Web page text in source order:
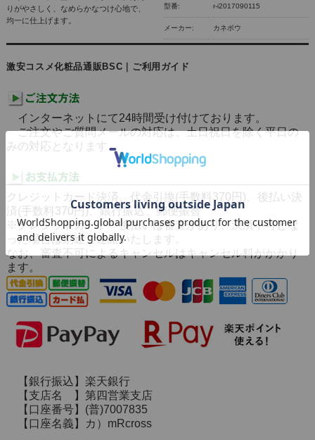
りがやさしく、なめらかなつけ心地で、
均一に仕上げます。
型番: r-i2017090115
メーカー: カネボウ
激安コスメ化粧品通販BSC｜ご利用ガイド
インターネットにて24時間受け付けております。
ご注文やご質問メールの対応は、土日祝日を除く平日の
みの対応となります。
クレジットカード決済、代金引換(手数料370円)、後払い決
済(手数料370円)、銀行振込、郵便振替
※クレジットカード・後払いは審査があり、決済不可とな
った場合は別途ご連絡いたします。
なお、審査不可によるキャンセルはキャンセル料がかかり
ます。
【銀行振込】楽天銀行
【支店名 】第四営業支店
【口座番号】(普)7007835
【口座名義】カ）mRcross